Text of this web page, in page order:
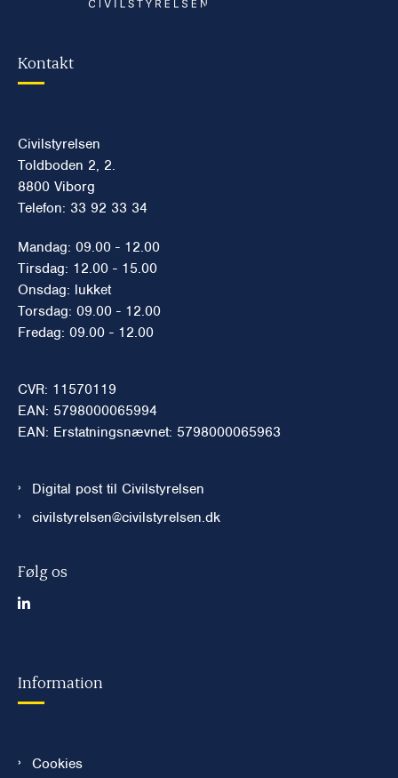
Kontakt
Civilstyrelsen
Toldboden 2, 2.
8800 Viborg
Telefon: 33 92 33 34
Mandag: 09.00 - 12.00
Tirsdag: 12.00 - 15.00
Onsdag: lukket
Torsdag: 09.00 - 12.00
Fredag: 09.00 - 12.00
CVR: 11570119
EAN: 5798000065994
EAN: Erstatningsnævnet: 5798000065963
Digital post til Civilstyrelsen
civilstyrelsen@civilstyrelsen.dk
Følg os
Information
Cookies